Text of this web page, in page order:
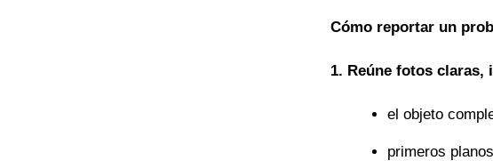
Cómo reportar un
1. Reúne fotos claras,
el objeto
primeros